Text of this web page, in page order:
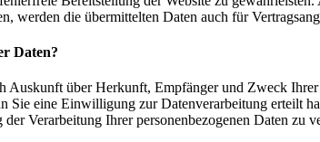
werden die übermittelten Daten auch für
Daten?
Auskunft über Herkunft, Empfänger und Zweck
Sie eine Einwilligung zur Datenverarbeitung erteilt
Verarbeitung Ihrer personenbezogenen Daten